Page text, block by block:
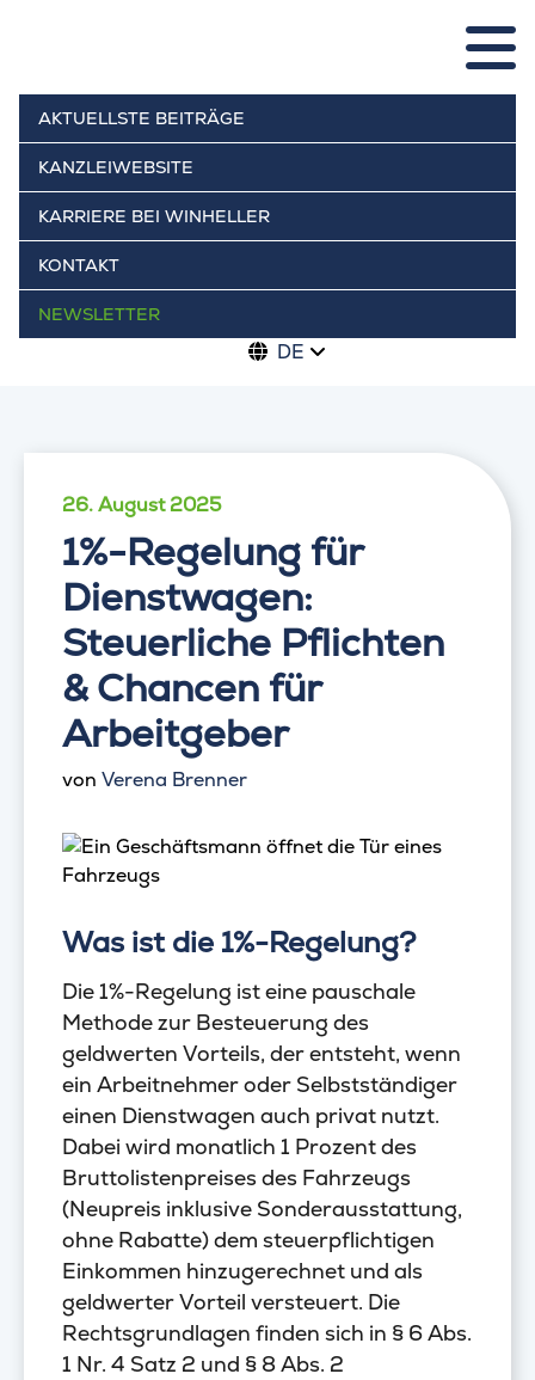
AKTUELLSTE BEITRÄGE
KANZLEIWEBSITE
KARRIERE BEI WINHELLER
KONTAKT
NEWSLETTER
DE
26. August 2025
1%-Regelung für
Dienstwagen:
Steuerliche Pflichten
& Chancen für
Arbeitgeber
von Verena Brenner
Was ist die 1%-Regelung?
Die 1%-Regelung ist eine pauschale
Methode zur Besteuerung des
geldwerten Vorteils, der entsteht, wenn
ein Arbeitnehmer oder Selbstständiger
einen Dienstwagen auch privat nutzt.
Dabei wird monatlich 1 Prozent des
Bruttolistenpreises des Fahrzeugs
(Neupreis inklusive Sonderausstattung,
ohne Rabatte) dem steuerpflichtigen
Einkommen hinzugerechnet und als
geldwerter Vorteil versteuert. Die
Rechtsgrundlagen finden sich in § 6 Abs.
1 Nr. 4 Satz 2 und § 8 Abs. 2